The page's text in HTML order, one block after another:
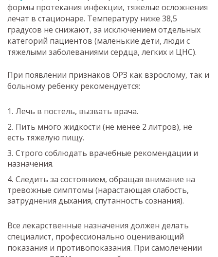
формы протекания инфекции, тяжелые осложнения
лечат в стационаре. Температуру ниже 38,5
градусов не снижают, за исключением отдельных
категорий пациентов (маленькие дети, люди с
тяжелыми заболеваниями сердца, легких и ЦНС).
При появлении признаков ОРЗ как взрослому, так и
больному ребенку рекомендуется:
Лечь в постель, вызвать врача.
Пить много жидкости (не менее 2 литров), не
есть тяжелую пищу.
Строго соблюдать врачебные рекомендации и
назначения.
Следить за состоянием, обращая внимание на
тревожные симптомы (нарастающая слабость,
затруднения дыхания, спутанность сознания).
Все лекарственные назначения должен делать
специалист, профессионально оценивающий
показания и противопоказания. При самолечении